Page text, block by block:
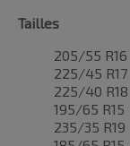
Tailles
205/55 R16
225/45 R17
225/40 R18
195/65 R15
235/35 R19